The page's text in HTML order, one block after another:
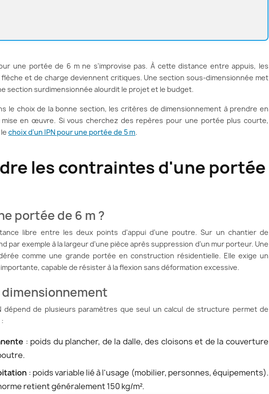
une portée de 6 m ne s'improvise pas. À cette distance entre appuis, les
et de charge deviennent critiques. Une section sous-dimensionnée met
section surdimensionnée alourdit le projet et le budget.
le choix de la bonne section, les critères de dimensionnement à prendre en
en œuvre. Si vous cherchez des repères pour une portée plus courte,
choix d'un IPN pour une portée de 5 m.
les contraintes d'une portée
portée de 6 m ?
libre entre les deux points d'appui d'une poutre. Sur un chantier de
par exemple à la largeur d'une pièce après suppression d'un mur porteur. Une
comme une grande portée en construction résidentielle. Elle exige un
capable de résister à la flexion sans déformation excessive.
dépend de plusieurs paramètres que seul un calcul de structure permet de
: poids du plancher, de la dalle, des cloisons et de la couverture
: poids variable lié à l'usage (mobilier, personnes, équipements).
retient généralement 150 kg/m².